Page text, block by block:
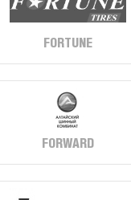
FORTUNE
FORWARD